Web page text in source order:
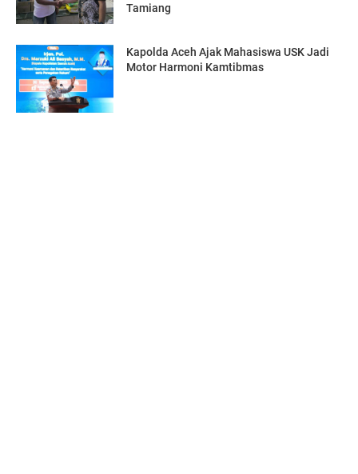
Tamiang
Kapolda Aceh Ajak Mahasiswa USK Jadi
Motor Harmoni Kamtibmas